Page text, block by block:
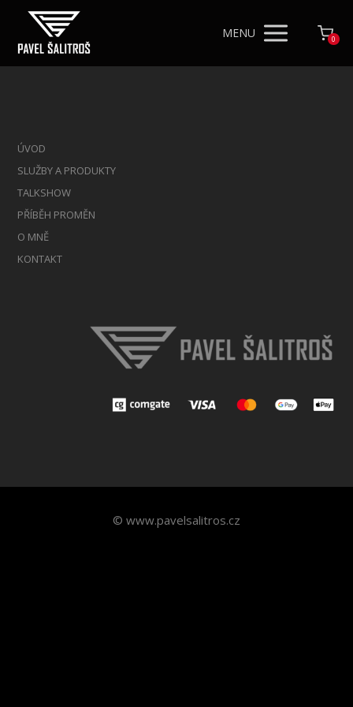
MENU 0
ÚVOD
SLUŽBY A PRODUKTY
TALKSHOW
PŘÍBĚH PROMĚN
O MNĚ
KONTAKT
© www.pavelsalitros.cz